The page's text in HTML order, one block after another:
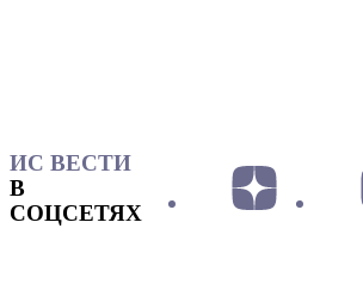
ИС ВЕСТИ
В
СОЦСЕТЯХ